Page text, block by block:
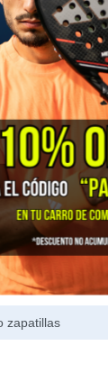
térmico
zapatillas